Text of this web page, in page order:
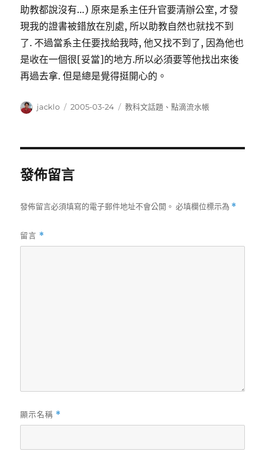
助教都說沒有…) 原來是系主任升官要清辦公室, 才發
現我的證書被錯放在別處, 所以助教自然也就找不到
了. 不過當系主任要找給我時, 他又找不到了, 因為他也
是收在一個很[妥當]的地方.所以必須要等他找出來後
再過去拿. 但是總是覺得挺開心的。
作
jacklo
發
2005-03-24
分
教科文話題 、點滴流水帳
發佈留言
發佈留言必須填寫的電子郵件地址不會公開。 必填欄位標示為 *
留言 *
顯示名稱 *